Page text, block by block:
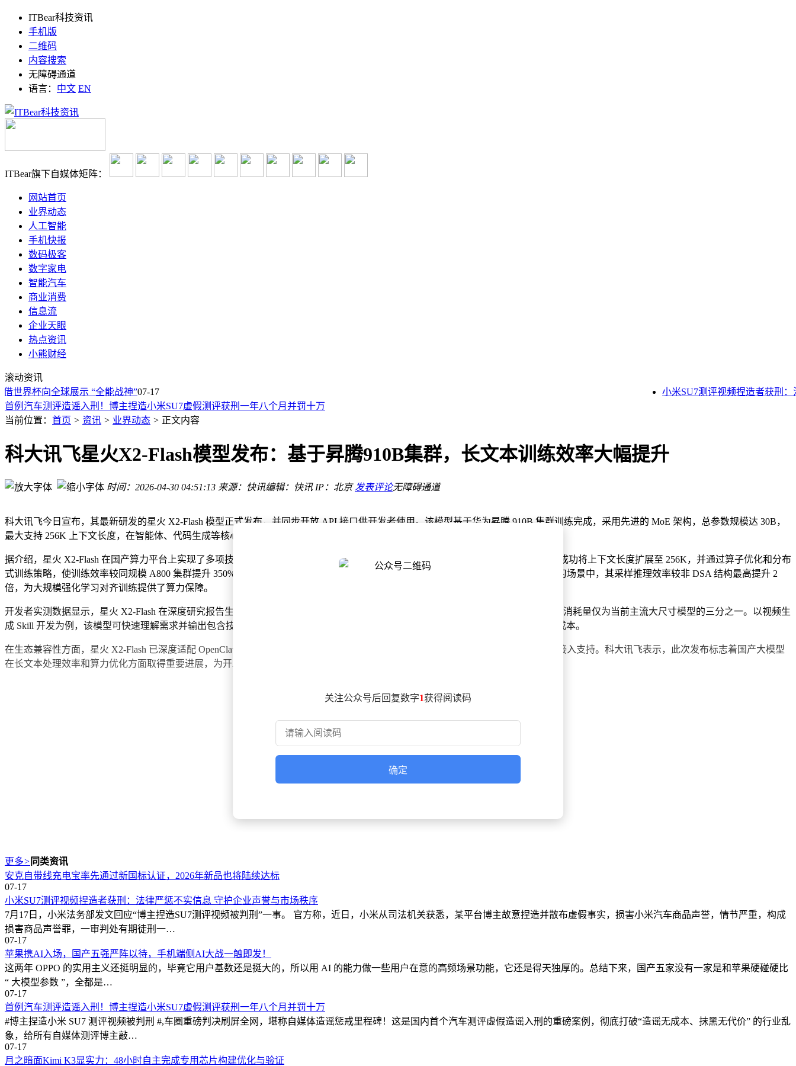
ITBear科技资讯
手机版
二维码
内容搜索
无障碍通道
语言： 中文 EN
ITBear旗下自媒体矩阵：
网站首页
业界动态
人工智能
手机快报
数码极客
数字家电
智能汽车
商业消费
信息流
企业天眼
热点资讯
小熊财经
滚动资讯
界杯向全球展示 “全能战神”07-17 小米SU7测评视频捏造者获刑：
SpaceX“星舰”第13次试飞点火前中止 马斯克：部分发动机未启动
苹果携AI入场，国产五强严阵以待，手机端侧AI大战一触即发！
首例汽车测评造谣入刑！博主捏造小米SU7虚假测评获刑一年八个月并罚十万
月之暗面Kimi K3显实力：48小时自主完成专用芯片构建优化与验证
京东工业WAIC展风采：AI智采管家助力中小制造企业采购数智化升级
Kimi K3发布：2.8万亿参数引领开源新高度，AI生产力加速落地
AI电力需求激增致全球燃机紧缺，美德日巨头按兵不动，国产燃机迎发展良机
星链占据黄金轨道，中国另辟蹊径布局低轨卫星展开错位竞争
SpaceX“星舰”第13次试飞点火前中止 马斯克：部分发动机未启动
当前位置： 首页 > 资讯 > 业界动态 > 正文内容
科大讯飞星火X2-Flash模型发布：基于昇腾910B集群，长文本训练效率大幅提升
时间：2026-04-30 04:51:13 来源：快讯编辑：快讯 IP：北京 发表评论无障碍通道
科大讯飞今日宣布，其最新研发的星火 X2-Flash 模型正式发布，并同步开放 API 接口供开发者使用。该模型基于华为昇腾 910B 集群训练完成，采用先进的 MoE 架构，总参数规模达 30B，
最大支持 256K 上下文长度，在智能体、代码生成等核心能力上实现了显著提升。
据介绍，星火 X2-Flash 在国产算力平台上实现了多项技术突破。通过将 DSA（稀疏注意力）与 MTP（多 token 预测）相结合，该模型成功将上下文长度扩展至 256K，并通过算子优化和分布
式训练策略，使训练效率较同规模 A800 集群提升 350%，有效解决了智能体长上下文在国产芯片上训练缓慢的难题。在智能体强化学习场景中，其采样推理效率较非 DSA 结构最高提升 2
倍，为大规模强化学习对齐训练提供了算力保障。
开发者实测数据显示，星火 X2-Flash 在深度研究报告生成、Skill 管理与调用等复杂任务中的表现已接近万亿级参数模型水平，而 token 消耗量仅为当前主流大尺寸模型的三分之一。以视频生
成 Skill 开发为例，该模型可快速理解需求并输出包含技能结构、核心功能和使用案例的完整文档，显著降低了复杂 Agent 应用的开发成本。
在生态兼容性方面，星火 X2-Flash 已深度适配 OpenClaw、Claude Code 等主流 Agent 框架，并率先获得 AstronClaw、Loomy 等平台的接入支持。科大讯飞表示，此次发布标志着国产大模型
在长文本处理效率和算力优化方面取得重要进展，为开发者构建高性能智能体应用提供了新选择。目前，相关 API 接口已全面开放。
关注公众号后回复数字1获得阅读码
确定
更多> 同类资讯
安克自带线充电宝率先通过新国标认证，2026年新品也将陆续达标
07-17
小米SU7测评视频捏造者获刑：法律严惩不实信息 守护企业声誉与市场秩序
7月17日，小米法务部发文回应“博主捏造SU7测评视频被判刑”一事。 官方称，近日，小米从司法机关获悉，某平台博主故意捏造并散布虚假事实，损害小米汽车商品声誉，情节严重，构成
损害商品声誉罪，一审判处有期徒刑一…
07-17
苹果携AI入场，国产五强严阵以待，手机端侧AI大战一触即发！
这两年 OPPO 的实用主义还挺明显的，毕竟它用户基数还是挺大的，所以用 AI 的能力做一些用户在意的高频场景功能，它还是得天独厚的。总结下来，国产五家没有一家是和苹果硬碰硬比
“ 大模型参数 ”，全都是…
07-17
首例汽车测评造谣入刑！博主捏造小米SU7虚假测评获刑一年八个月并罚十万
#博主捏造小米 SU7 测评视频被判刑 #,车圈重磅判决刷屏全网，堪称自媒体造谣惩戒里程碑！这是国内首个汽车测评虚假造谣入刑的重磅案例，彻底打破“造谣无成本、抹黑无代价” 的行业乱
象，给所有自媒体测评博主敲…
07-17
月之暗面Kimi K3显实力：48小时自主完成专用芯片构建优化与验证